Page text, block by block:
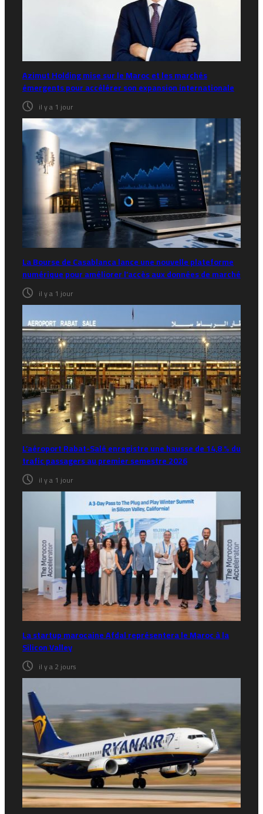
Azimut Holding mise sur le Maroc et les marchés
émergents pour accélérer son expansion internationale
il y a 1 jour
La Bourse de Casablanca lance une nouvelle plateforme
numérique pour améliorer l’accès aux données de marché
il y a 1 jour
L’aéroport Rabat-Salé enregistre une hausse de 14,8 % du
trafic passagers au premier semestre 2026
il y a 1 jour
La startup marocaine Afdal représentera le Maroc à la
Silicon Valley
il y a 2 jours